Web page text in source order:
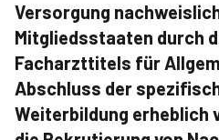
Versorgung
Mitgliedsstaaten durch
Facharzttitels für
Abschluss der
Weiterbildung erheblich